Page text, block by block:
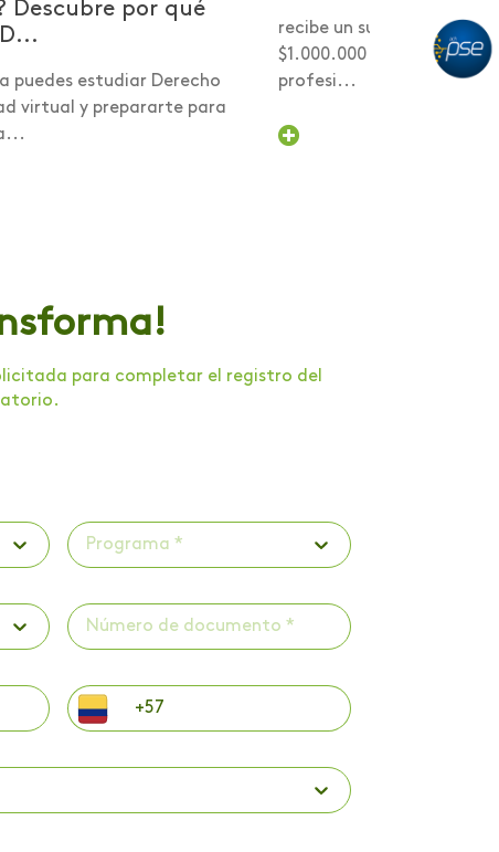
Descubre por qué
puedes estudiar Derecho
virtual y prepararte para
recibe un subsidio desde
$1.000.000 para
profesi...
para completar el registro del
Programa *